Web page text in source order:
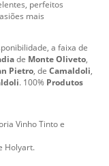
perfeitos
mais
a faixa de
de Monte Oliveto,
Pietro, de Camaldoli,
. 100% Produtos
Vinho Tinto e
Holyart.